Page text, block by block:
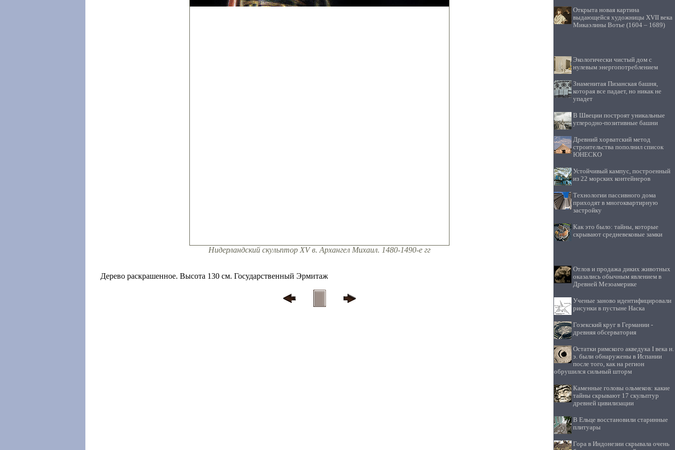
Нидерландский скульптор XV в. Архангел Михаил. 1480-1490-е гг
Дерево раскрашенное. Высота 130 см. Государственный Эрмитаж
Открыта новая картина
выдающейся художницы XVII века
Микаэлины Вотье (1604 – 1689)
Экологически чистый дом с
нулевым энергопотреблением
Знаменитая Пизанская башня,
которая все падает, но никак не
упадет
В Швеции построят уникальные
углеродно-позитивные башни
Древний хорватский метод
строительства пополнил список
ЮНЕСКО
Устойчивый кампус, построенный
из 22 морских контейнеров
Технологии пассивного дома
приходят в многоквартирную
застройку
Как это было: тайны, которые
скрывают средневековые замки
Отлов и продажа диких животных
оказались обычным явлением в
Древней Мезоамерике
Ученые заново идентифицировали
рисунки в пустыне Наска
Гозекский круг в Германии -
древняя обсерватория
Остатки римского акведука I века н.
э. были обнаружены в Испании
после того, как на регион
обрушился сильный шторм
Каменные головы ольмеков: какие
тайны скрывают 17 скульптур
древней цивилизации
В Ельце восстановили старинные
плитуары
Гора в Индонезии скрывала очень